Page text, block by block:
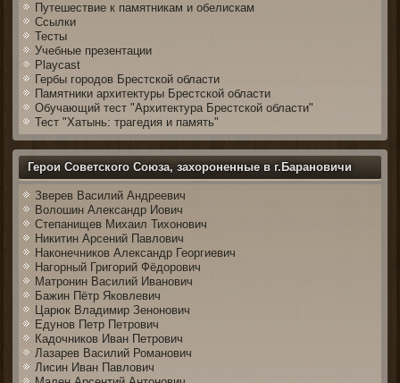
Путешествие к памятникам и обелискам
Ссылки
Тесты
Учебные презентации
Playcast
Гербы городов Брестской области
Памятники архитектуры Брестской области
Обучающий тест "Архитектура Брестской области"
Тест "Хатынь: трагедия и память"
Герои Советского Союза, захороненные в г.Барановичи
Зверев Василий Андреевич
Волошин Александр Иович
Степанищев Михаил Тихонович
Никитин Арсений Павлович
Наконечников Александр Георгиевич
Нагорный Григорий Фёдорович
Матронин Василий Иванович
Бажин Пётр Яковлевич
Царюк Владимир Зенонович
Едунов Петр Петрович
Кадочников Иван Петрович
Лазарев Василий Романович
Лисин Иван Павлович